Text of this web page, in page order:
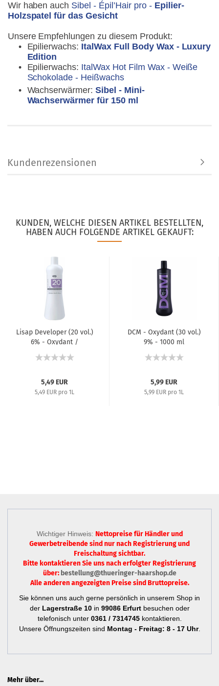
Wir haben auch Sibel - Épil’Hair pro - Epilier-
Holzspatel für das Gesicht
Unsere Empfehlungen zu diesem Produkt:
Epilierwachs: ItalWax Full Body Wax - Luxury
Edition
Epilierwachs: ItalWax Hot Film Wax - Weiße
Schokolade - Heißwachs
Wachserwärmer:Sibel - Mini-
Wachserwärmer für 150 ml
Kundenrezensionen
KUNDEN, WELCHE DIESEN ARTIKEL BESTELLTEN,
HABEN AUCH FOLGENDE ARTIKEL GEKAUFT:
Lisap Developer (20 vol.)
6% - Oxydant /
5,49 EUR
5,49 EUR pro 1L
DCM - Oxydant (30 vol.)
9% - 1000 ml
5,99 EUR
5,99 EUR pro 1L
Wichtiger Hinweis: Nettopreise für Händler und
Gewerbetreibende sind nurnach Registrierungund
Freischaltung sichtbar.
Bitte kontaktieren Sie uns nach erfolgter Registrierung
über: bestellung@thueringer-haarshop.de
Alle anderen angezeigten Preise sind Bruttopreise.
Sie können uns auch gerne persönlich in unserem Shop in
der Lagerstraße 10in 99086 Erfurtbesuchen oder
telefonisch unter 0361 / 7314745kontaktieren.
Unsere Öffnungszeiten sind Montag - Freitag: 8 - 17 Uhr.
Mehr über...